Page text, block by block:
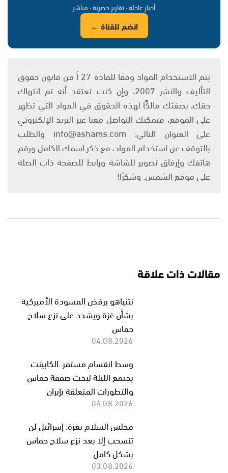
أخبار عاجلة · تقارير حصرية · مباشر
انضم للقناة ←
يتم الاستخدام المواد وفقًا للمادة 27 أ من قانون حقوق
التأليف والنشر 2007، وإن كنت تعتقد أنه تم انتهاك
حقك، بصفتك مالكًا لهذه الحقوق في المواد التي تظهر
على الموقع، فيمكنك التواصل معنا عبر البريد الإلكتروني
على العنوان التالي: info@ashams.com والطلب
بالتوقف عن استخدام المواد، مع ذكر اسمك الكامل ورقم
هاتفك وإرفاق تصوير للشاشة ورابط للصفحة ذات الصلة
على موقع الشمس. وشكرًا!
مقالات ذات علاقة
نتنياهو يرفض المسودة الأميركية
بشأن غزة ويشدد على نزع سلاح
حماس
04.08.2026
وسط انقسام مستمر..الكابينت
يجتمع الليلة لبحث صفقة حماس
والتطورات المتعلقة بإيران
04.08.2026
مجلس السلام بغزة: إسرائيل لن
تنسحب إلا بعد نزع سلاح حماس
بشكل كامل
03.08.2026